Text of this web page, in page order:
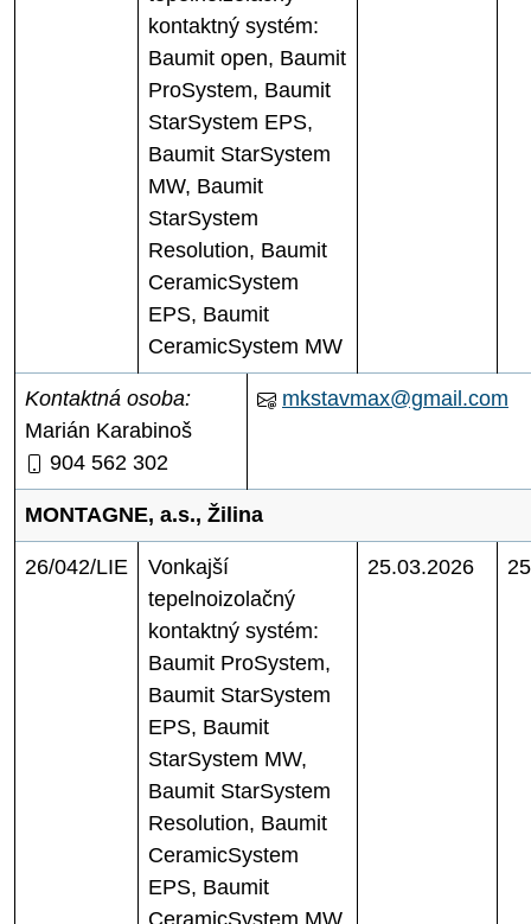
kontaktný systém:
Baumit open, Baumit
ProSystem, Baumit
StarSystem EPS,
Baumit StarSystem
MW, Baumit
StarSystem
Resolution, Baumit
CeramicSystem
EPS, Baumit
CeramicSystem MW
Kontaktná osoba:
Marián Karabinoš
904 562 302
mkstavmax@gmail.com
MONTAGNE, a.s., Žilina
26/042/LIE
Vonkajší
tepelnoizolačný
kontaktný systém:
Baumit ProSystem,
Baumit StarSystem
EPS, Baumit
StarSystem MW,
Baumit StarSystem
Resolution, Baumit
CeramicSystem
EPS, Baumit
CeramicSystem MW
25.03.2026